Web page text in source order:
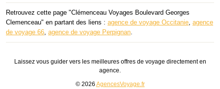
Retrouvez cette page "Clémenceau Voyages Boulevard Georges
Clemenceau" en partant des liens : agence de voyage Occitanie agence
de voyage 66 agence de voyage Perpignan
Laissez vous guider vers les meilleures offres de voyage directement en
agence.
© 2026 AgencesVoyage.fr